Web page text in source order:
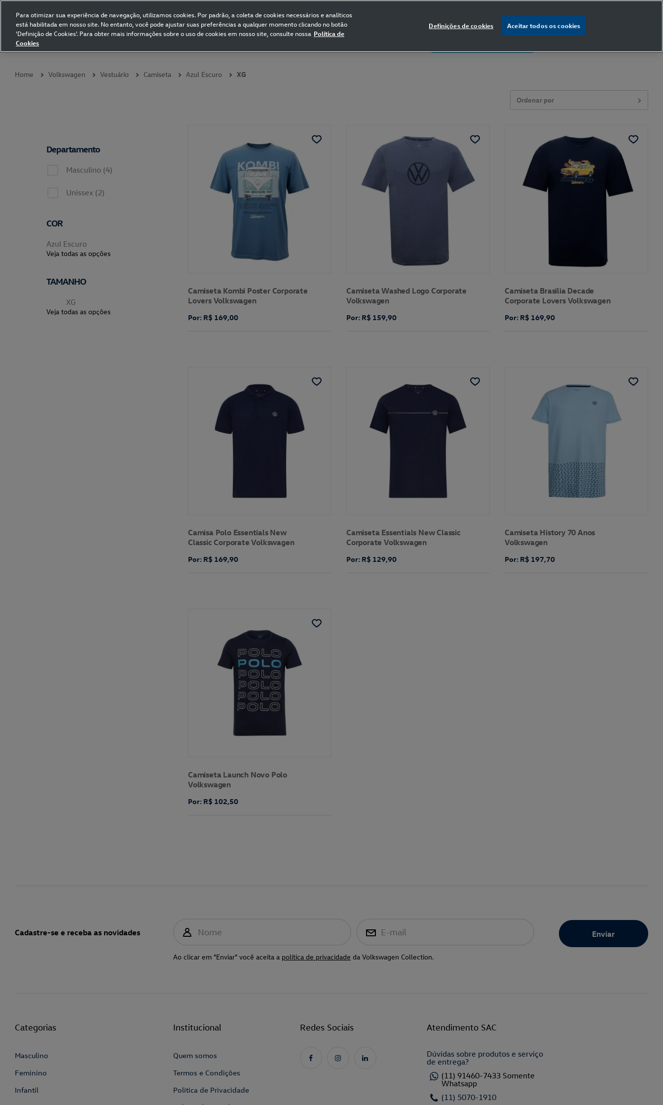
Volkswagen Collection
Coleções
Home Volkswagen Vestuário Camiseta Azul Escuro XG
Ordenar por
Departamento
Masculino (4)
Unissex (2)
COR
Azul Escuro
Veja todas as opções
TAMANHO
XG
Veja todas as opções
Camiseta Kombi Poster Corporate
Lovers Volkswagen
Por: R$ 169,00
Camiseta Washed Logo Corporate
Volkswagen
Por: R$ 159,90
Camiseta Brasilia Decade
Corporate Lovers Volkswagen
Por: R$ 169,90
Camisa Polo Essentials New
Classic Corporate Volkswagen
Por: R$ 169,90
Camiseta Essentials New Classic
Corporate Volkswagen
Por: R$ 129,90
Camiseta History 70 Anos
Volkswagen
Por: R$ 197,70
Camiseta Launch Novo Polo
Volkswagen
Por: R$ 102,50
Cadastre-se e receba as novidades Nome E-mail
Ao clicar em "Enviar" você aceita a política de privacidade da Volkswagen Collection.
Categorias
Masculino
Feminino
Infantil
Institucional
Quem somos
Termos e Condições
Política de Privacidade
Redes Sociais Atendimento SAC
Dúvidas sobre produtos e serviço
de entrega?
(11) 91460-7433 Somente
Whatsapp
(11) 5070-1910
Para otimizar sua experiência de navegação, utilizamos cookies. Por padrão, a coleta de cookies necessários e analíticos
está habilitada em nosso site. No entanto, você pode ajustar suas preferências a qualquer momento clicando no botão
'Definição de Cookies'. Para obter mais informações sobre o uso de cookies em nosso site, consulte nossa Política de
Cookies
Definições de cookies Aceitar todos os cookies